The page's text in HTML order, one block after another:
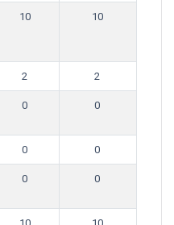
10 10
2 2
0 0
0 0
0 0